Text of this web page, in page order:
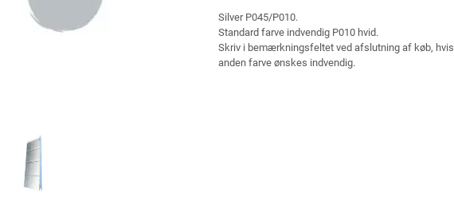
Silver P045/P010.
Standard farve indvendig P010 hvid.
Skriv i bemærkningsfeltet ved afslutning af køb, hvis
anden farve ønskes indvendig.